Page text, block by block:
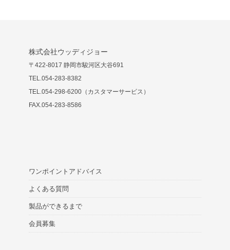
株式会社ウッディジョー
〒422-8017 静岡市駿河区大谷691
TEL.054-283-8382
TEL.054-298-6200（カスタマーサービス）
FAX.054-283-8586
ワンポイントアドバイス
よくある質問
製品ができるまで
会員募集